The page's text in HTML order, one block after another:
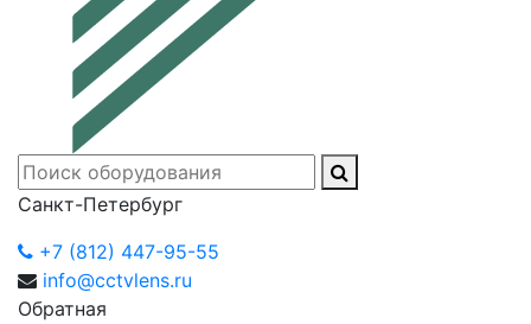
Санкт-Петербург
+7 (812) 447-95-55
info@cctvlens.ru
Обратная